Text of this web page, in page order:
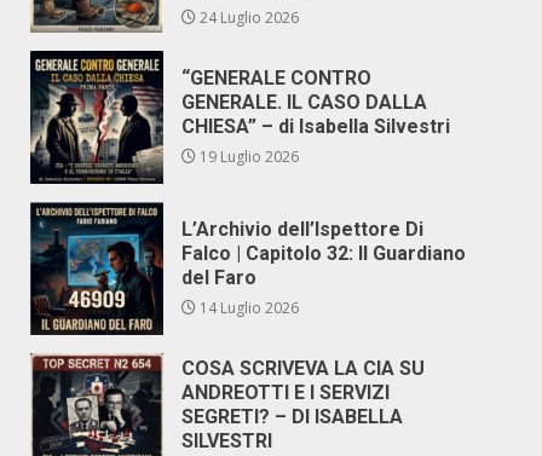
24 Luglio 2026
“GENERALE CONTRO
GENERALE. IL CASO DALLA
CHIESA” – di Isabella Silvestri
19 Luglio 2026
L’Archivio dell’Ispettore Di
Falco | Capitolo 32: Il Guardiano
del Faro
14 Luglio 2026
COSA SCRIVEVA LA CIA SU
ANDREOTTI E I SERVIZI
SEGRETI? – DI ISABELLA
SILVESTRI